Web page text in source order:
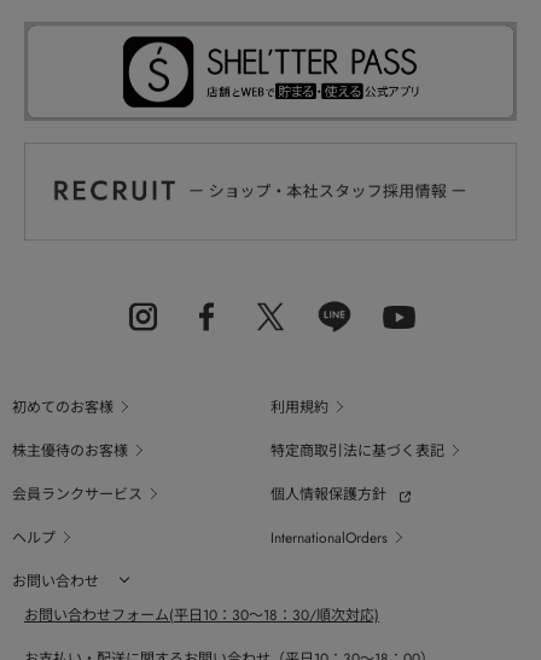
初めてのお客様
利用規約
株主優待のお客様
特定商取引法に基づく表記
会員ランクサービス
個人情報保護方針
ヘルプ
InternationalOrders
お問い合わせ
お問い合わせフォーム(平日10：30～18：30/順次対応)